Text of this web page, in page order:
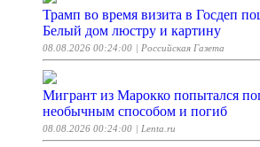
Трамп во время визита в Госдеп
Белый дом люстру и картину
08.08.2026 00:24:00 | Российская Газета
Мигрант из Марокко попытался
необычным способом и погиб
08.08.2026 00:24:00 | Lenta.ru